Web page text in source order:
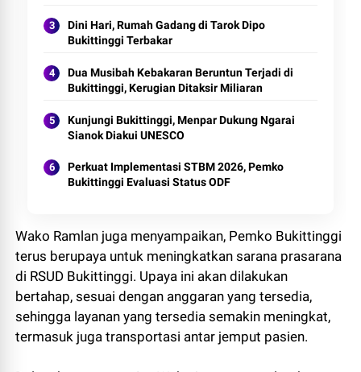
Dini Hari, Rumah Gadang di Tarok Dipo
Bukittinggi Terbakar
Dua Musibah Kebakaran Beruntun Terjadi di
Bukittinggi, Kerugian Ditaksir Miliaran
Kunjungi Bukittinggi, Menpar Dukung Ngarai
Sianok Diakui UNESCO
Perkuat Implementasi STBM 2026, Pemko
Bukittinggi Evaluasi Status ODF
Wako Ramlan juga menyampaikan, Pemko Bukittinggi
terus berupaya untuk meningkatkan sarana prasarana
di RSUD Bukittinggi. Upaya ini akan dilakukan
bertahap, sesuai dengan anggaran yang tersedia,
sehingga layanan yang tersedia semakin meningkat,
termasuk juga transportasi antar jemput pasien.